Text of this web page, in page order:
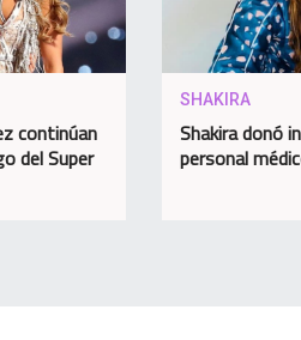
continúan
del Super
SHAKIRA
Shakira donó
personal